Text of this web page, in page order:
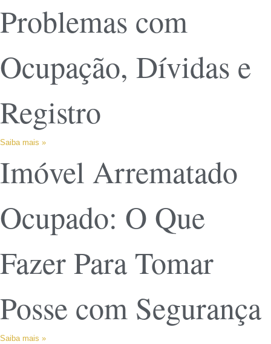
Problemas com
Ocupação, Dívidas e
Registro
Saiba mais »
Imóvel Arrematado
Ocupado: O Que
Fazer Para Tomar
Posse com Segurança
Saiba mais »